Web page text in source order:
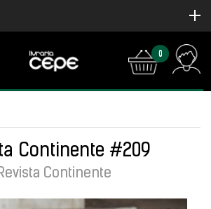
0
Continente #209
Continente